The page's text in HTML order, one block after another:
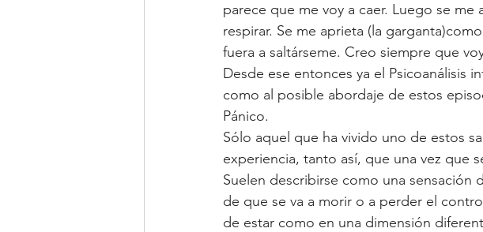
parece que me voy a caer. Luego se
respirar. Se me aprieta (la
fuera a saltárseme. Creo siempre que
Desde ese entonces ya el Psicoanálisis
como al posible abordaje de estos
Pánico.
Sólo aquel que ha vivido uno de estos
experiencia, tanto así, que una vez que
Suelen describirse como una sensación
de que se va a morir o a perder el
de estar como en una dimensión